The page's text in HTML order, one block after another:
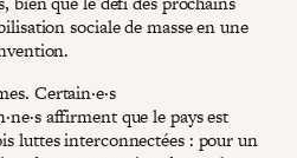
sociale de masse en une
Certain·e·s
affirment que le pays est
luttes interconnectées : pour un